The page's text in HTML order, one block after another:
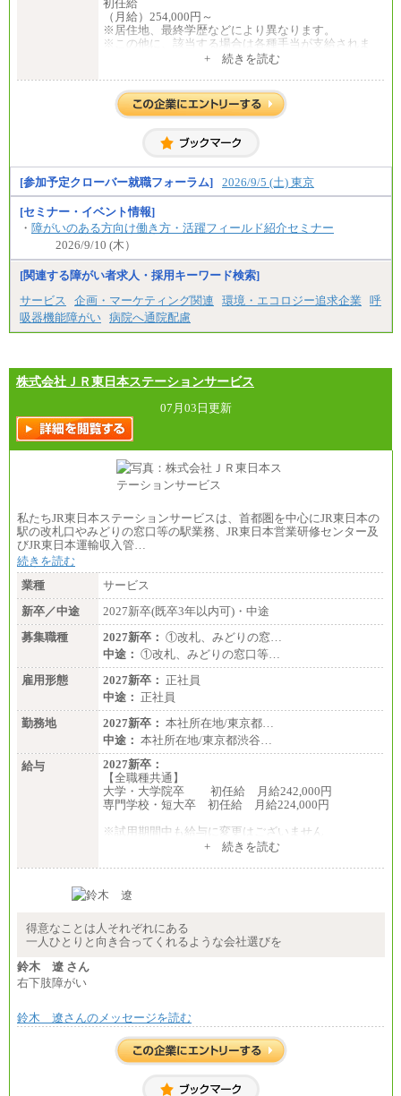
⑤月給20万円～25万円
⑥月給33万円～48万円
⑦月給271,000円以上
⑧～⑮月給200,000円〜月給400,000円
⑯月給185,000円以上
⑰月給237,000円以上
⑱月給212,000円以上
⑲東京：月給202,000 円以上 、京都：月給193,000 円
以上
㉑月給185,000 円以上
㉓月給224,500円以上
※全コース共通※ 能力・経験・勤務地などにより
異なります
※試用期間中も給与に変更はございません。
初任給
（月給）254,000円～
※居住地、最終学歴などにより異なります。
※この他に、該当する場合は各種手当が支給されま
中途：
全職種共通
※居住地、年齢により異なります。
※この他に、該当する場合は各種手当が支給されま
す。
※試用期間中も給与に変更はございません
+ 続きを読む
[参加予定クローバー就職フォーラム] 2026/9/5 (土) 東京
[セミナー・イベント情報]
・ 障がいのある方向け働き方・活躍フィールド紹介セミナー
2026/9/10 (木）
[関連する障がい者求人・採用キーワード検索]
サービス
企画・マーケティング関連 環境・エコロジー追求企業
呼
吸器機能障がい 病院へ通院配慮
株式会社ＪＲ東日本ステーションサービス
07月03日更新
私たちJR東日本ステーションサービスは、首都圏を中心にJR東日本の
駅の改札口やみどりの窓口等の駅業務、JR東日本営業研修センター及
びJR東日本運輸収入管…
続きを読む
業種
サービス
新卒／中途
2027新卒(既卒3年以内可)・中途
募集職種
2027新卒： ①改札、みどりの窓…
中途： ①改札、みどりの窓口等…
雇用形態
2027新卒： 正社員
中途： 正社員
勤務地
2027新卒： 本社所在地/東京都…
中途： 本社所在地/東京都渋谷…
給与
2027新卒：
【全職種共通】
大学・大学院卒 初任給 月給242,000円
専門学校・短大卒 初任給 月給224,000円
※試用期間中も給与に変更はございません
大学・大学院卒 初任給 月給242,000円
最終学歴に応じ、上記新卒給与（高卒の場合は、月
して算定した調整手当を加算した額
※試用期間中も給与に変更はございません
+ 続きを読む
得意なことは人それぞれにある
一人ひとりと向き合ってくれるような会社選びを
鈴木 遼 さん
右下肢障がい
鈴木 遼さんのメッセージを読む